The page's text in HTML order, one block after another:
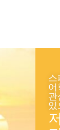
스
어
관
있